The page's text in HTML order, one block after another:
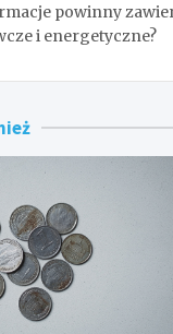
powinny
i energetyczne?